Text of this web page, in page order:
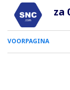
za
0
Smartphone
VOORPAGINA